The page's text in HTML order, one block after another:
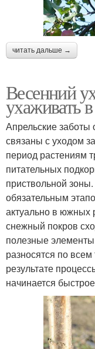
читать дальше →
Весенний
ухаживать
Апрельские
связаны с уходом
период растениям
питательных
приствольной
обязательным
актуально в южных
снежный покров
полезные
разносятся по
результате
начинается